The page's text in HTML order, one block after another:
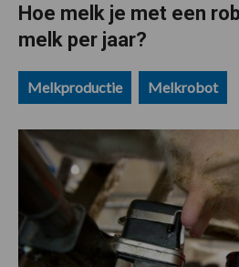
Hoe melk je met een
melk per jaar?
Melkproductie Melkrobot